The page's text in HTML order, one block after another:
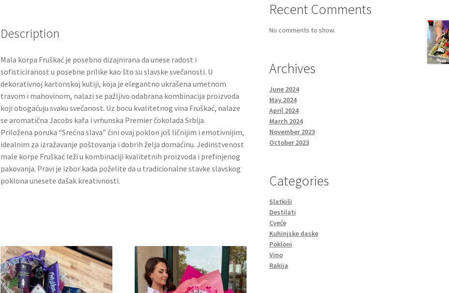
kafom
Description
Mala korpa Fruškać je posebno dizajnirana da unese radost i
sofisticiranost u posebne prilike kao što su slavske svečanosti. U
dekorativnoj kartonskoj kutiji, koja je elegantno ukrašena umetnom
travom i mahovinom, nalazi se pažljivo odabrana kombinacija proizvoda
koji obogaćuju svaku svečanost. Uz bocu kvalitetnog vina Fruškać, nalaze
se aromatična Jacobs kafa i vrhunska Premier čokolada Srbija.
Priložena poruka “Srećna slava” čini ovaj poklon još ličnijim i emotivnijim,
idealnim za izražavanje poštovanja i dobrih želja domaćinu. Jedinstvenost
male korpe Fruškać leži u kombinaciji kvalitetnih proizvoda i prefinjenog
pakovanja. Pravi je izbor kada poželite da u tradicionalne stavke slavskog
poklona unesete dašak kreativnosti.
Recent Comments
No comments to show.
Archives
June 2024
May 2024
April 2024
March 2024
November 2023
October 2023
Categories
Slatkiši
Destilati
Cveće
Kuhinjske daske
Pokloni
Vino
Rakija